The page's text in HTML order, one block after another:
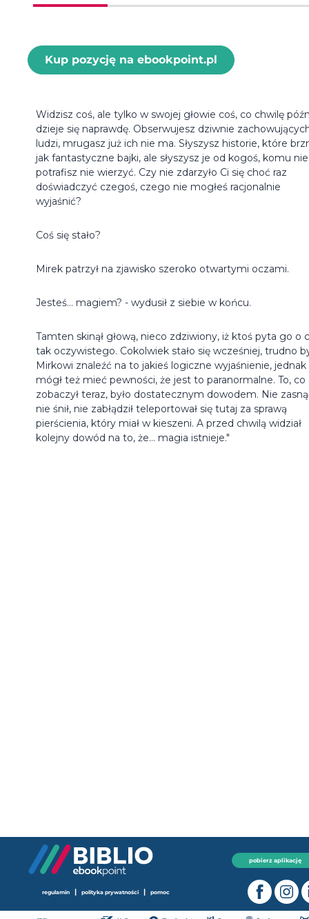
Kup pozycję na ebookpoint.pl
Widzisz coś, ale tylko w swojej głowie coś, co chwilę
dzieje się naprawdę. Obserwujesz dziwnie
ludzi, mrugasz już ich nie ma. Słyszysz historie, które
jak fantastyczne bajki, ale słyszysz je od kogoś, komu nie
potrafisz nie wierzyć. Czy nie zdarzyło Ci się choć raz
doświadczyć czegoś, czego nie mogłeś racjonalnie
wyjaśnić?
Coś się stało?
Mirek patrzył na zjawisko szeroko otwartymi oczami.
Jesteś... magiem? - wydusił z siebie w końcu.
Tamten skinął głową, nieco zdziwiony, iż ktoś pyta go o
tak oczywistego. Cokolwiek stało się wcześniej, trudno
Mirkowi znaleźć na to jakieś logiczne wyjaśnienie, jednak
mógł też mieć pewności, że jest to paranormalne. To, co
zobaczył teraz, było dostatecznym dowodem. Nie
nie śnił, nie zabłądził teleportował się tutaj za sprawą
pierścienia, który miał w kieszeni. A przed chwilą widział
kolejny dowód na to, że... magia istnieje."
pobierz aplikację
regulamin | polityka prywatności | pomoc